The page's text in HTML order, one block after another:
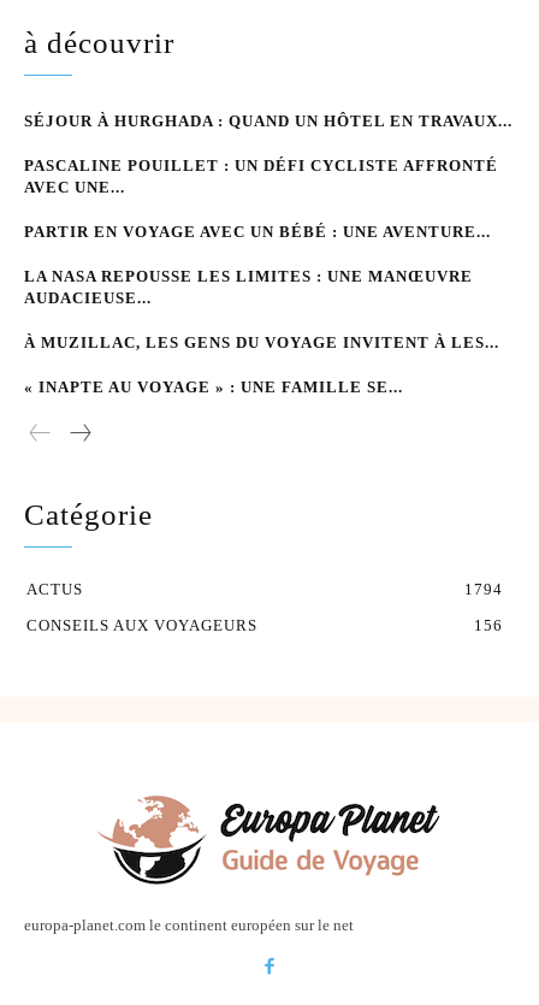
à découvrir
SÉJOUR À HURGHADA : QUAND UN HÔTEL EN TRAVAUX...
PASCALINE POUILLET : UN DÉFI CYCLISTE AFFRONTÉ
AVEC UNE...
PARTIR EN VOYAGE AVEC UN BÉBÉ : UNE AVENTURE...
LA NASA REPOUSSE LES LIMITES : UNE MANŒUVRE
AUDACIEUSE...
À MUZILLAC, LES GENS DU VOYAGE INVITENT À LES...
« INAPTE AU VOYAGE » : UNE FAMILLE SE...
Catégorie
ACTUS
1794
CONSEILS AUX VOYAGEURS
156
europa-planet.com le continent européen sur le net